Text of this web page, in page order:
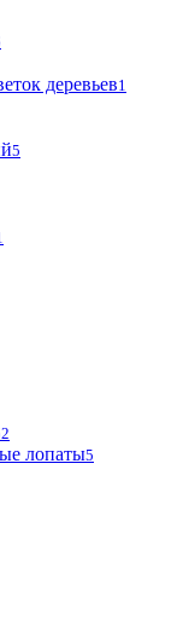
деревьев1
5
лопаты5